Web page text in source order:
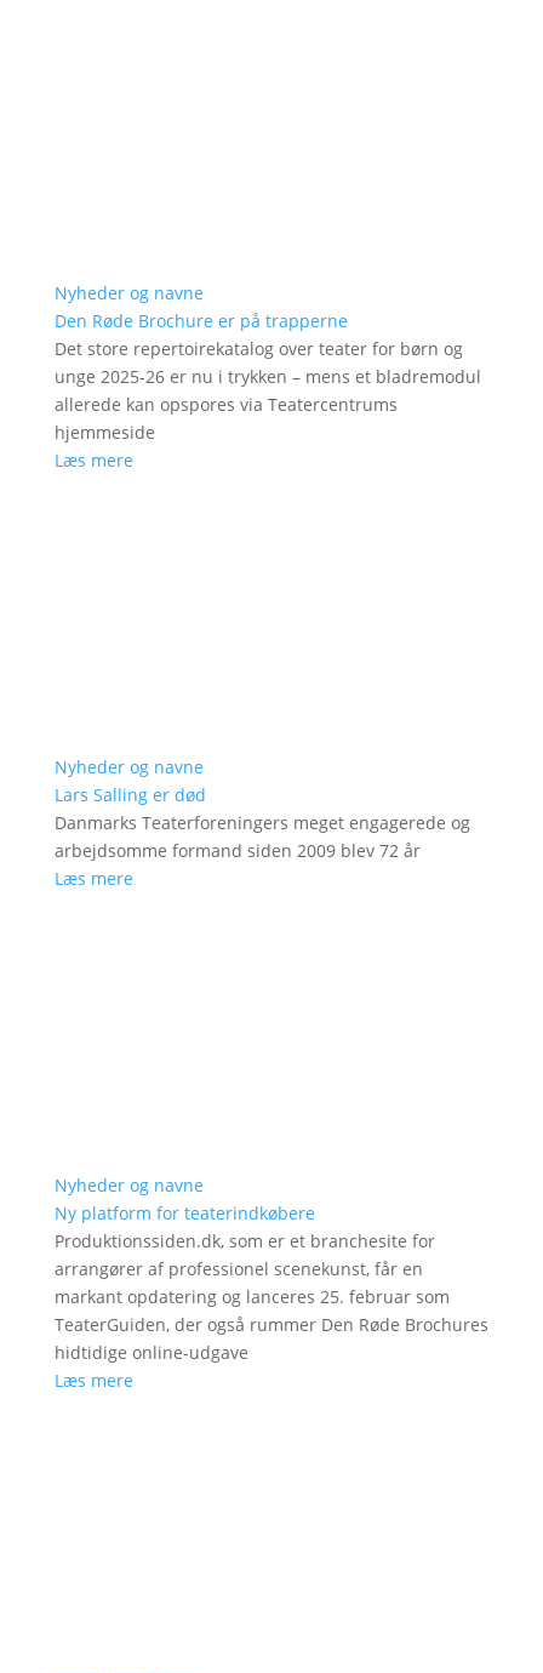
Nyheder og navne
Den Røde Brochure er på trapperne
Det store repertoirekatalog over teater for børn og
unge 2025-26 er nu i trykken – mens et bladremodul
allerede kan opspores via Teatercentrums
hjemmeside
Læs mere
Nyheder og navne
Lars Salling er død
Danmarks Teaterforeningers meget engagerede og
arbejdsomme formand siden 2009 blev 72 år
Læs mere
Nyheder og navne
Ny platform for teaterindkøbere
Produktionssiden.dk, som er et branchesite for
arrangører af professionel scenekunst, får en
markant opdatering og lanceres 25. februar som
TeaterGuiden, der også rummer Den Røde Brochures
hidtidige online-udgave
Læs mere